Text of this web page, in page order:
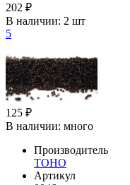
202 ₽
В наличии: 2 шт
5
125 ₽
В наличии: много
Производитель
TOHO
Артикул